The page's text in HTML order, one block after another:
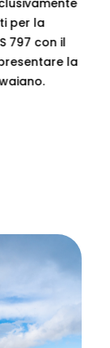
per la
797 con il
la